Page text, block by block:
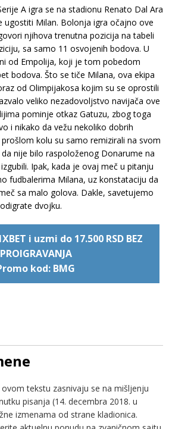
A igra se na stadionu Renato Dal Ara
ugostiti Milan. Bolonja igra očajno ove
njihova trenutna pozicija na tabeli
sa samo 11 osvojenih bodova. U
od Empolija, koji je tom pobedom
bodova. Što se tiče Milana, ova ekipa
od Olimpijakosa kojim su se oprostili
veliko nezadovoljstvo navijača ove
pominje otkaz Gatuzu, zbog toga
i nikako da vežu nekoliko dobrih
kolu su samo remizirali na svom
nije bilo raspoloženog Donarume na
Ipak, kada je ovaj meč u pitanju
fudbalerima Milana, uz konstataciju da
sa malo golova. Dakle, savetujemo
dvojku.
i uzmi do 17.500 RSD BEZ
PROIGRAVANJA
kod: BMG
tekstu zasnivaju se na mišljenju
pisanja (14. decembra 2018. u
izmenama od strane kladionica.